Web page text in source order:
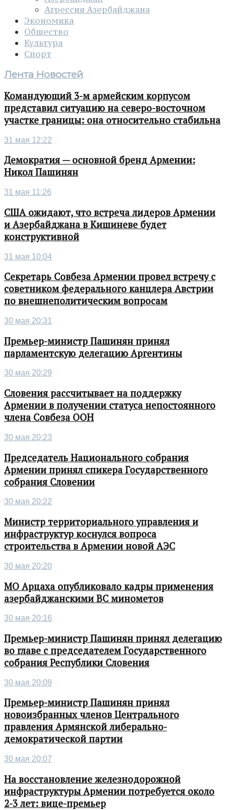
Агрессия Азербайджана
Экономика
Общество
Культура
Спорт
Лента Новостей
Командующий 3-м армейским корпусом
представил ситуацию на северо-восточном
участке границы: она относительно стабильна
31 мая 12:22
Демократия — основной бренд Армении:
Никол Пашинян
31 мая 11:26
США ожидают, что встреча лидеров Армении
и Азербайджана в Кишиневе будет
конструктивной
31 мая 10:04
Секретарь Совбеза Армении провел встречу с
советником федерального канцлера Австрии
по внешнеполитическим вопросам
30 мая 20:31
Премьер-министр Пашинян принял
парламентскую делегацию Аргентины
30 мая 20:29
Словения рассчитывает на поддержку
Армении в получении статуса непостоянного
члена Совбеза ООН
30 мая 20:23
Председатель Национального собрания
Армении принял спикера Государственного
собрания Словении
30 мая 20:22
Министр территориального управления и
инфраструктур коснулся вопроса
строительства в Армении новой АЭС
30 мая 20:20
МО Арцаха опубликовало кадры применения
азербайджанскими ВС минометов
30 мая 20:16
Премьер-министр Пашинян принял делегацию
во главе с председателем Государственного
собрания Республики Словения
30 мая 20:09
Премьер-министр Пашинян принял
новоизбранных членов Центрального
правления Армянской либерально-
демократической партии
30 мая 20:07
На восстановление железнодорожной
инфраструктуры Армении потребуется около
2-3 лет: вице-премьер